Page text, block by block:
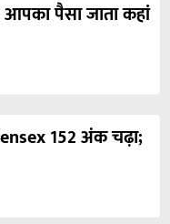
आपका पैसा जाता कहां
152 अंक चढ़ा;